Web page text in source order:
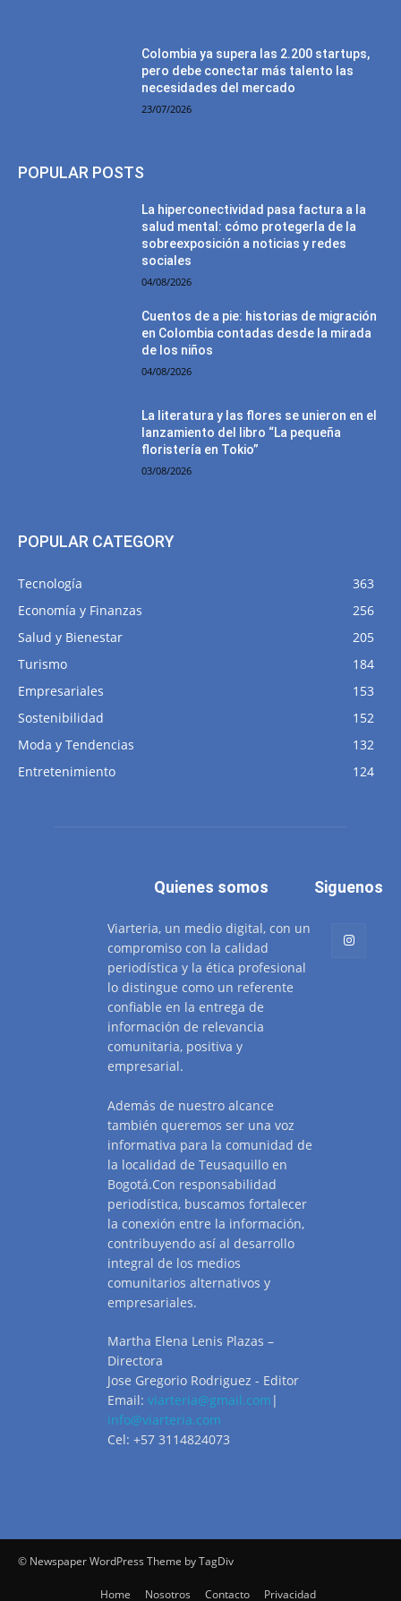
Colombia ya supera las 2.200 startups,
pero debe conectar más talento las
necesidades del mercado
23/07/2026
POPULAR POSTS
La hiperconectividad pasa factura a la
salud mental: cómo protegerla de la
sobreexposición a noticias y redes
sociales
04/08/2026
Cuentos de a pie: historias de migración
en Colombia contadas desde la mirada
de los niños
04/08/2026
La literatura y las flores se unieron en el
lanzamiento del libro “La pequeña
floristería en Tokio”
03/08/2026
POPULAR CATEGORY
Tecnología
363
Economía y Finanzas
256
Salud y Bienestar
205
Turismo
184
Empresariales
153
Sostenibilidad
152
Moda y Tendencias
132
Entretenimiento
124
Quienes somos
Viarteria, un medio digital, con un
compromiso con la calidad
periodística y la ética profesional
lo distingue como un referente
confiable en la entrega de
información de relevancia
comunitaria, positiva y
empresarial.
Además de nuestro alcance
también queremos ser una voz
informativa para la comunidad de
la localidad de Teusaquillo en
Bogotá.Con responsabilidad
periodística, buscamos fortalecer
la conexión entre la información,
contribuyendo así al desarrollo
integral de los medios
comunitarios alternativos y
empresariales.
Martha Elena Lenis Plazas –
Directora
Jose Gregorio Rodriguez - Editor
Email: viarteria@gmail.com |
info@viarteria.com
Cel: +57 3114824073
Siguenos
© Newspaper WordPress Theme by TagDiv
Home Nosotros Contacto Privacidad